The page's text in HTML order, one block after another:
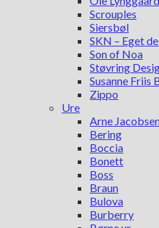
Scrouples
Siersbøl
SKN – Eget
Son of Noa
Støvring
Susanne Friis
Zippo
Ure
Arne
Bering
Boccia
Bonett
Boss
Braun
Bulova
Burberry